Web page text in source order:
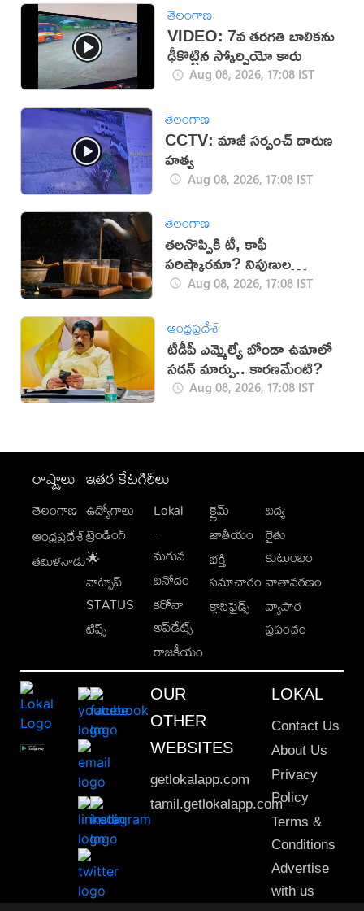
తెలంగాణ
VIDEO: 7వ తరగతి బాలికను
ఢీకొట్టిన స్కోర్పియో కారు
Aug 08, 2026, 17:08 IST
తెలంగాణ
CCTV: మాజీ సర్పంచ్ దారుణ
హత్య
Aug 08, 2026, 17:08 IST
తెలంగాణ
తలనొప్పికి టీ, కాఫీ
పరిష్కారమా? నిపుణుల
సూచనలు ఇవే!
Aug 08, 2026, 17:08 IST
ఆంధ్రప్రదేశ్
టీడీపీ ఎమ్మెల్యే బోండా ఉమాలో
సడన్‌ మార్పు.. కారణమేంటి?
Aug 08, 2026, 17:08 IST
రాష్ట్రాలు
తెలంగాణ
ఆంధ్రప్రదేశ్
తమిళనాడు
ఇతర కేటగిరీలు
ఉద్యోగాలు
ట్రెండింగ్
🌟
వాట్సాప్
STATUS
టిప్స్
Lokal
-
మగువ
వినోదం
కరోనా
అప్‌డేట్స్
రాజకీయం
క్రైమ్
జాతీయం
భక్తి
సమాచారం
క్లాసిఫైడ్స్
విద్య
రైతు
కుటుంబం
వాతావరణం
వ్యాపార
ప్రపంచం
OUR
OTHER
WEBSITES
getlokalapp.com
tamil.getlokalapp.com
LOKAL
Contact Us
About Us
Privacy
Policy
Terms &
Conditions
Advertise
with us